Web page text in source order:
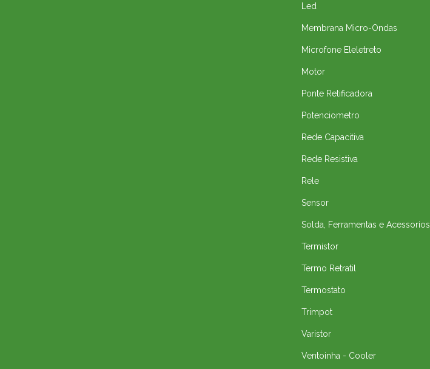
Led
Membrana Micro-Ondas
Microfone Eleletreto
Motor
Ponte Retificadora
Potenciometro
Rede Capacitiva
Rede Resistiva
Rele
Sensor
Solda, Ferramentas e Acessorios
Termistor
Termo Retratil
Termostato
Trimpot
Varistor
Ventoinha - Cooler